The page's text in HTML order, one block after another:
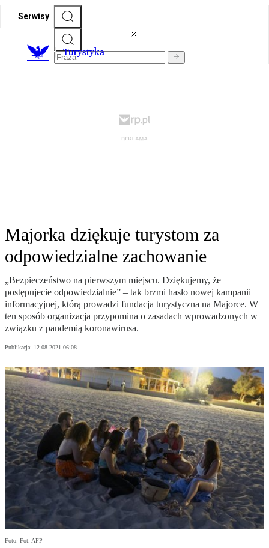
Serwisy
Turystyka
Majorka dziękuje turystom za
odpowiedzialne zachowanie
„Bezpieczeństwo na pierwszym miejscu. Dziękujemy, że
postępujecie odpowiedzialnie” – tak brzmi hasło nowej kampanii
informacyjnej, którą prowadzi fundacja turystyczna na Majorce. W
ten sposób organizacja przypomina o zasadach wprowadzonych w
związku z pandemią koronawirusa.
Publikacja: 12.08.2021 06:08
Foto: Fot. AFP